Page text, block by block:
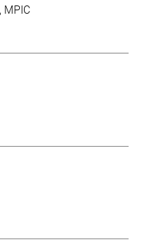
MPIC